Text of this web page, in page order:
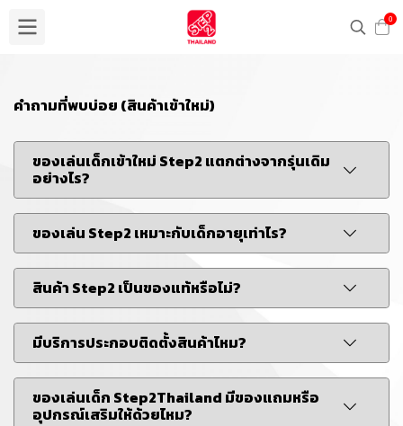
0
คำถามที่พบบ่อย (สินค้าเข้าใหม่)
ของเล่นเด็กเข้าใหม่ Step2 แตกต่างจากรุ่นเดิม
อย่างไร?
ของเล่น Step2 เหมาะกับเด็กอายุเท่าไร?
สินค้า Step2 เป็นของแท้หรือไม่?
มีบริการประกอบติดตั้งสินค้าไหม?
ของเล่นเด็ก Step2Thailand มีของแถมหรือ
อุปกรณ์เสริมให้ด้วยไหม?